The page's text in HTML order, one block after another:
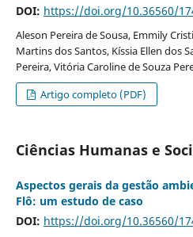
DOI: https://doi.org/10.36560/
Aleson Pereira de Sousa, Emmily
Martins dos Santos, Kíssia Ellen dos
Pereira, Vitória Caroline de Souza
Artigo completo (PDF)
Ciências Humanas e
Aspectos gerais da gestão
Flô: um estudo de caso
DOI: https://doi.org/10.36560/